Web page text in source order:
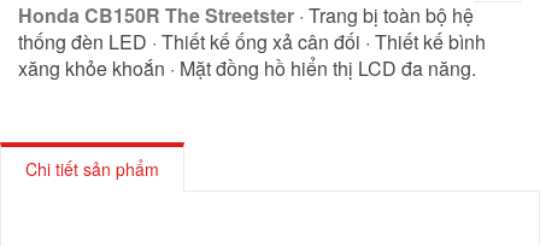
Honda CB150R The Streetster · Trang bị toàn bộ hệ
thống đèn LED · Thiết kế ống xả cân đối · Thiết kế bình
xăng khỏe khoắn · Mặt đồng hồ hiển thị LCD đa năng.
Chi tiết sản phẩm